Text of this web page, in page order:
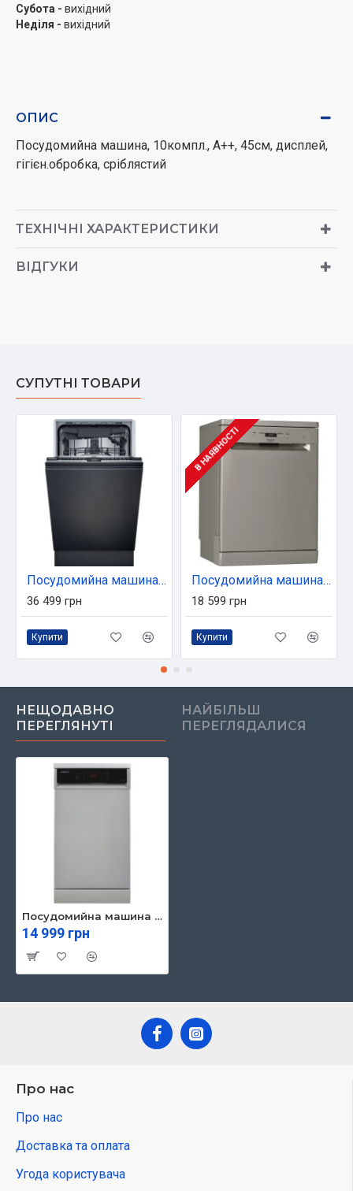
Субота - вихідний
Неділя - вихідний
ОПИС
Посудомийна машина, 10компл., А++, 45см, дисплей,
гігієн.обробка, сріблястий
ТЕХНІЧНІ ХАРАКТЕРИСТИКИ
ВІДГУКИ
СУПУТНІ ТОВАРИ
Посудомийна машина Siemens SR63HX66MK
36 499 грн
Купити
В НАЯВНОСТІ
Посудомийна машина Hotpoint-Ariston HFC 3C41 CW X
18 599 грн
Купити
НЕЩОДАВНО
ПЕРЕГЛЯНУТІ
НАЙБІЛЬШ
ПЕРЕГЛЯДАЛИСЯ
Посудомийна машина Ardesto DWMF-V458SMHDS
14 999 грн
Про нас
Про нас
Доставка та оплата
Угода користувача